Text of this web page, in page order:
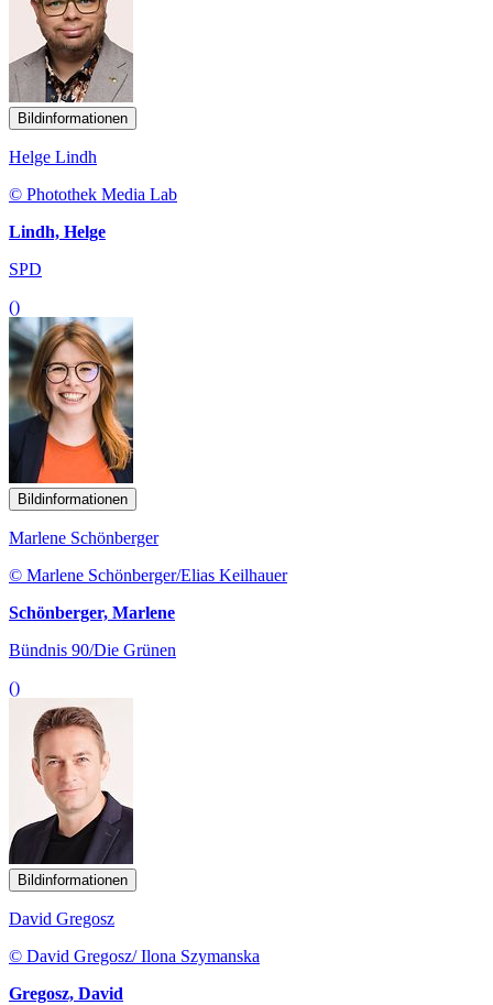
Bildinformationen
Helge Lindh
© Photothek Media Lab
Lindh, Helge
SPD
()
Bildinformationen
Marlene Schönberger
© Marlene Schönberger/Elias Keilhauer
Schönberger, Marlene
Bündnis 90/Die Grünen
()
Bildinformationen
David Gregosz
© David Gregosz/ Ilona Szymanska
Gregosz, David